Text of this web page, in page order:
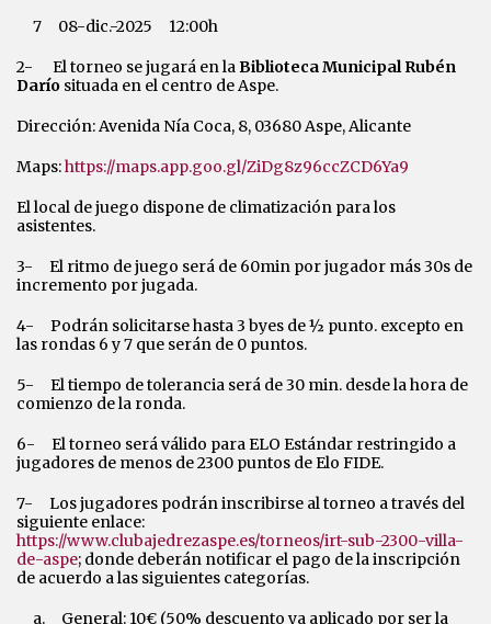
7 08-dic.-2025 12:00h
2- El torneo se jugará en laBiblioteca Municipal Rubén
Darío situada en el centro de Aspe.
Dirección: Avenida Nía Coca, 8, 03680 Aspe, Alicante
Maps:https://maps.app.goo.gl/ZiDg8z96ccZCD6Ya9
El local de juego dispone de climatización para los
asistentes.
3- El ritmo de juego será de 60min por jugador más 30s de
incremento por jugada.
4- Podrán solicitarse hasta 3 byes de ½ punto. excepto en
las rondas 6 y 7 que serán de 0 puntos.
5- El tiempo de tolerancia será de 30 min. desde la hora de
comienzo de la ronda.
6- El torneo será válido para ELO Estándar restringido a
jugadores de menos de 2300 puntos de Elo FIDE.
7- Los jugadores podrán inscribirse al torneo a través del
siguiente enlace:
https://www.clubajedrezaspe.es/torneos/irt-sub-2300-villa-
de-aspe; donde deberán notificar el pago de la inscripción
de acuerdo a las siguientes categorías.
a. General: 10€ (50% descuento ya aplicado por ser la